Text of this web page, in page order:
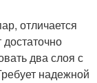
отличается
два слоя с
надежной